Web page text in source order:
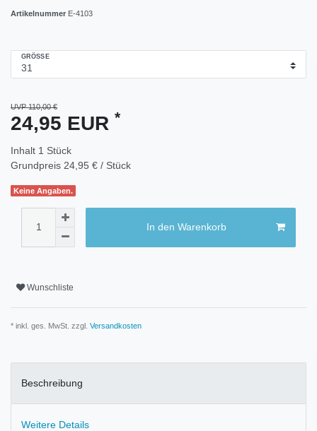
Artikelnummer E-4103
GRÖSSE
UVP 110,00 €
24,95 EUR *
Inhalt 1 Stück
Grundpreis 24,95 € / Stück
Keine Angaben.
In den Warenkorb
Wunschliste
* inkl. ges. MwSt. zzgl. Versandkosten
Beschreibung
Weitere Details